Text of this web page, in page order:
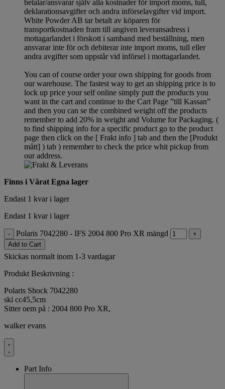
betalar/ansvarar själv alla kostnader för import moms, tull,
deklarationsavgifter och andra införselavgifter vid import.
White Powder AB tar betalt av köparen för
transportkostnaden fram till angiven leveransadress i
mottagarlandet i förskott i samband med beställning, men
ansvarar inte för och debiterar inte import moms, tull eller
andra avgifter som uppstår vid införsel i mottagarlandet.
You can of course order your own shipping for goods from
our warehouse. The fastest way to get an shipping price is to
lock up price your self online simply putt the products you
want in the cart and continue to the Cart Page ”till Kassan”
and then you can se the combined weight off the products
remember to add 20% in weight and Volume for Packaging. (
to find shipping info for a specific product go to the product
page then click on the [ Frakt info ] tab and then the [Produkt
mått] ) tab ) rememberto check the price whit pickup from
our address.
Finns i Vårat Egna lager
Endast 1 kvar i lager
Endast 1 kvar i lager
- Polaris 7042280 - IFS 2004 800 Pro XR mängd
+
Add to Cart
Skickas normalt inom 1-3 vardagar
Produkt Beskrivning :
Polaris Shock 7042280
ski cc45,5cm
Sitter oem på : 2004 800 Pro XR,
walker evans
Part Info